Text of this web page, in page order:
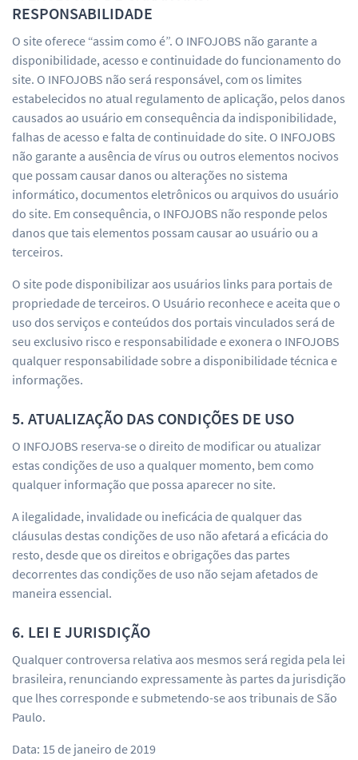
RESPONSABILIDADE
O site oferece “assim como é”. O INFOJOBS não garante a
disponibilidade, acesso e continuidade do funcionamento do
site. O INFOJOBS não será responsável, com os limites
estabelecidos no atual regulamento de aplicação, pelos danos
causados ao usuário em consequência da indisponibilidade,
falhas de acesso e falta de continuidade do site. O INFOJOBS
não garante a ausência de vírus ou outros elementos nocivos
que possam causar danos ou alterações no sistema
informático, documentos eletrônicos ou arquivos do usuário
do site. Em consequência, o INFOJOBS não responde pelos
danos que tais elementos possam causar ao usuário ou a
terceiros.
O site pode disponibilizar aos usuários links para portais de
propriedade de terceiros. O Usuário reconhece e aceita que o
uso dos serviços e conteúdos dos portais vinculados será de
seu exclusivo risco e responsabilidade e exonera o INFOJOBS
qualquer responsabilidade sobre a disponibilidade técnica e
informações.
5. ATUALIZAÇÃO DAS CONDIÇÕES DE USO
O INFOJOBS reserva-se o direito de modificar ou atualizar
estas condições de uso a qualquer momento, bem como
qualquer informação que possa aparecer no site.
A ilegalidade, invalidade ou ineficácia de qualquer das
cláusulas destas condições de uso não afetará a eficácia do
resto, desde que os direitos e obrigações das partes
decorrentes das condições de uso não sejam afetados de
maneira essencial.
6. LEI E JURISDIÇÃO
Qualquer controversa relativa aos mesmos será regida pela lei
brasileira, renunciando expressamente às partes da jurisdição
que lhes corresponde e submetendo-se aos tribunais de São
Paulo.
Data: 15 de janeiro de 2019